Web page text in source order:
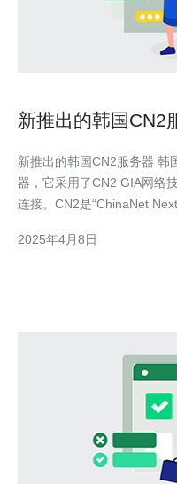
新推出的韩国CN2
新推出的韩国CN2服务器 韩国CN2服务器是一种全新推出的服务
器，它采用了CN2 GIA网络
连接。CN2是“ChinaNet
网络之一。 韩国CN2
2025年4月8日